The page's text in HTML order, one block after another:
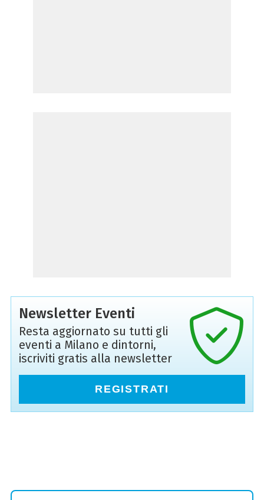
Newsletter Eventi
Resta aggiornato su tutti gli
eventi a Milano e dintorni,
iscriviti gratis alla newsletter
REGISTRATI